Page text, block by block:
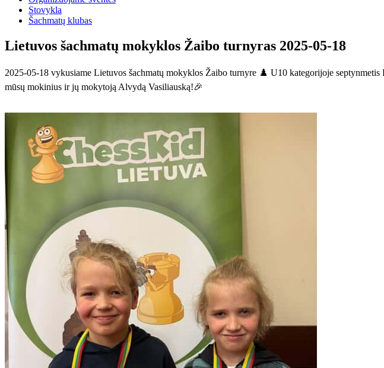
Stovykla
Šachmatų klubas
Lietuvos šachmatų mokyklos Žaibo turnyras 2025-05-18
2025-05-18 vykusiame Lietuvos šachmatų mokyklos Žaibo turnyre ♟️ U10 kategorijoje
mūsų mokinius ir jų mokytoją Alvydą Vasiliauską!🎉